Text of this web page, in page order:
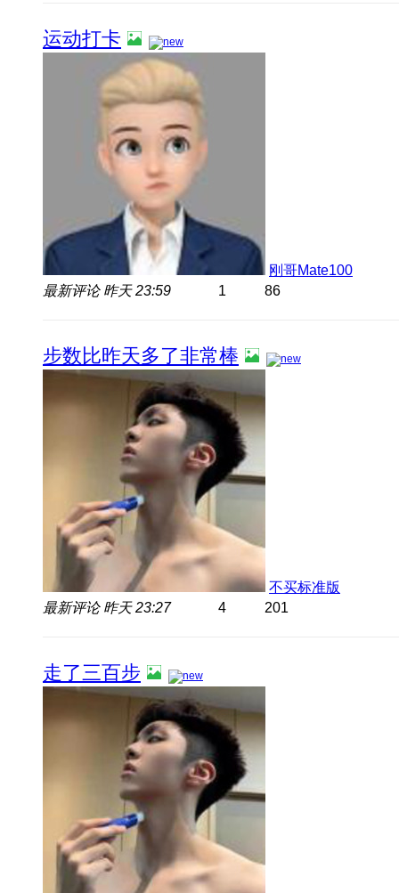
运动打卡
刚哥Mate100
最新评论 昨天 23:59 1 86
步数比昨天多了非常棒
不买标准版
最新评论 昨天 23:27 4 201
走了三百步